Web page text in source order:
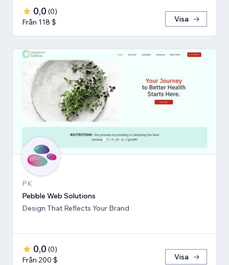
0,0 (0)
Från 118 $
Visa
PK
Pebble Web Solutions
Design That Reflects Your Brand
0,0 (0)
Från 200 $
Visa